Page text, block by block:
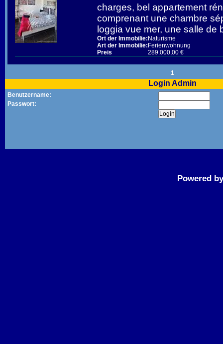
charges, bel appartement
comprenant une chambre
loggia vue mer, une salle de
Ort der Immobilie: Naturisme
Art der Immobilie: Ferienwohnung
Preis
289.000,00 €
1
Login Admin
Benutzername:
Passwort:
Powered